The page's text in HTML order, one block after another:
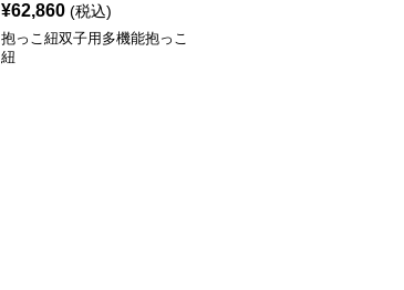
¥62,860 (税込)
抱っこ紐双子用多機能抱っこ
紐